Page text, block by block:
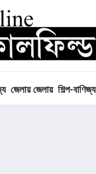
জেলায় জেলায় শিল্প-বাণিজ্য